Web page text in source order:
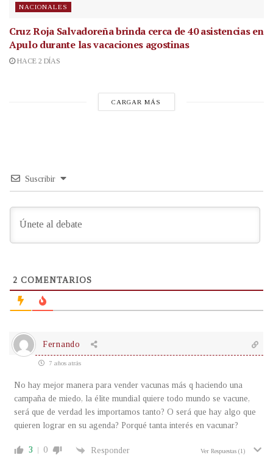
NACIONALES
Cruz Roja Salvadoreña brinda cerca de 40 asistencias en
Apulo durante las vacaciones agostinas
HACE 2 DÍAS
CARGAR MÁS
Suscribir
2 COMENTARIOS
Fernando
7 años atrás
No hay mejor manera para vender vacunas más q haciendo una
campaña de miedo, la élite mundial quiere todo mundo se vacune,
será que de verdad les importamos tanto? O será que hay algo que
quieren lograr en su agenda? Porqué tanta interés en vacunar?
3 0 Responder Ver Respuestas (1)